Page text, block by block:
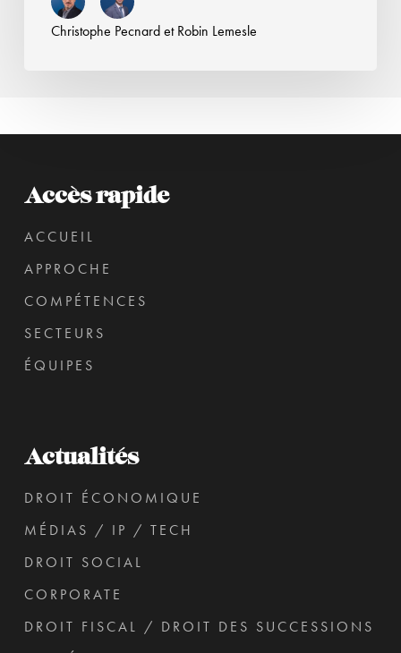
Christophe PecnardetRobin Lemesle
Accès rapide
ACCUEIL
APPROCHE
COMPÉTENCES
SECTEURS
ÉQUIPES
Actualités
DROIT ÉCONOMIQUE
MÉDIAS / IP / TECH
DROIT SOCIAL
CORPORATE
DROIT FISCAL / DROIT DES SUCCESSIONS